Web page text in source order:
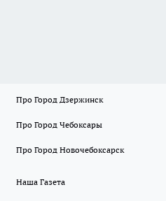
Про Город Дзержинск
Про Город Чебоксары
Про Город Новочебоксарск
Наша Газета